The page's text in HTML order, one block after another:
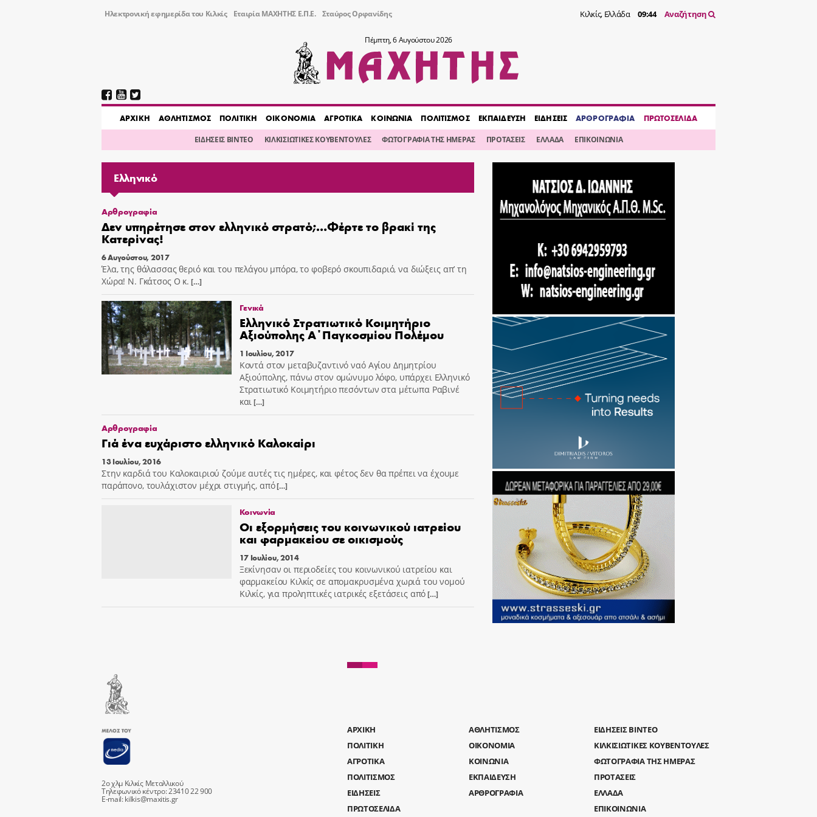
Ηλεκτρονική εφημερίδα του Κιλκίς Εταιρία ΜΑΧΗΤΗΣ Ε.Π.Ε. Σταύρος Ορφανίδης Κιλκίς, Ελλάδα 09:44 Αναζήτηση
Πέμπτη, 6 Αυγούστου 2026
AΡΧΙΚΗ ΑΘΛΗΤΙΣΜΟΣ ΠΟΛΙΤΙΚΗ ΟΙΚΟΝΟΜΙΑ ΑΓΡΟΤΙΚΑ ΚΟΙΝΩΝΙΑ ΠΟΛΙΤΙΣΜΟΣ ΕΚΠΑΙΔΕΥΣΗ ΕΙΔΗΣΕΙΣ ΑΡΘΡΟΓΡΑΦΙΑ ΠΡΩΤΟΣΕΛΙΔΑ
ΕΙΔΗΣΕΙΣ ΒΙΝΤΕΟ ΚΙΛΚΙΣΙΩΤΙΚΕΣ ΚΟΥΒΕΝΤΟΥΛΕΣ ΦΩΤΟΓΡΑΦΙΑ ΤΗΣ ΗΜΕΡΑΣ ΠΡΟΤΑΣΕΙΣ ΕΛΛΑΔΑ ΕΠΙΚΟΙΝΩΝΙΑ
Ελληνικό
Αρθρογραφία
Δεν υπηρέτησε στον ελληνικό στρατό;…Φέρτε το βρακί της
Κατερίνας!
6 Αυγούστου, 2017
Έλα, της θάλασσας θεριό και του πελάγου μπόρα, το φοβερό σκουπιδαριό, να διώξεις απ’ τη
Χώρα! Ν. Γκάτσος Ο κ. […]
Γενικά
Ελληνικό Στρατιωτικό Κοιμητήριο
Αξιούπολης Α΄Παγκοσμίου Πολέμου
1 Ιουλίου, 2017
Κοντά στον μεταβυζαντινό ναό Αγίου Δημητρίου
Αξιούπολης, πάνω στον ομώνυμο λόφο, υπάρχει Ελληνικό
Στρατιωτικό Κοιμητήριο πεσόντων στα μέτωπα Ραβινέ
και[…]
Αρθρογραφία
Γιά ένα ευχάριστο ελληνικό Καλοκαίρι
13 Ιουλίου, 2016
Στην καρδιά του Καλοκαιριού ζούμε αυτές τις ημέρες, και φέτος δεν θα πρέπει να έχουμε
παράπονο, τουλάχιστον μέχρι στιγμής, από[…]
Κοινωνία
Oι εξορμήσεις του κοινωνικού ιατρείου
και φαρμακείου σε οικισμούς
17 Ιουλίου, 2014
Ξεκίνησαν οι περιοδείες του κοινωνικού ιατρείου και
φαρμακείου Κιλκίς σε απομακρυσμένα χωριά του νομού
Κιλκίς, για προληπτικές ιατρικές εξετάσεις από[…]
2ο χλμ Κιλκίς Μεταλλικού
Τηλεφωνικό κέντρο: 23410 22 900
E-mail:kilkis@maxitis.gr
AΡΧΙΚΗ
ΑΘΛΗΤΙΣΜΟΣ
ΠΟΛΙΤΙΚΗ
ΟΙΚΟΝΟΜΙΑ
ΑΓΡΟΤΙΚΑ
ΚΟΙΝΩΝΙΑ
ΠΟΛΙΤΙΣΜΟΣ
ΕΚΠΑΙΔΕΥΣΗ
ΕΙΔΗΣΕΙΣ
ΑΡΘΡΟΓΡΑΦΙΑ
ΠΡΩΤΟΣΕΛΙΔΑ
ΕΙΔΗΣΕΙΣ ΒΙΝΤΕΟ
ΚΙΛΚΙΣΙΩΤΙΚΕΣ ΚΟΥΒΕΝΤΟΥΛΕΣ
ΦΩΤΟΓΡΑΦΙΑ ΤΗΣ ΗΜΕΡΑΣ
ΠΡΟΤΑΣΕΙΣ
ΕΛΛΑΔΑ
ΕΠΙΚΟΙΝΩΝΙΑ